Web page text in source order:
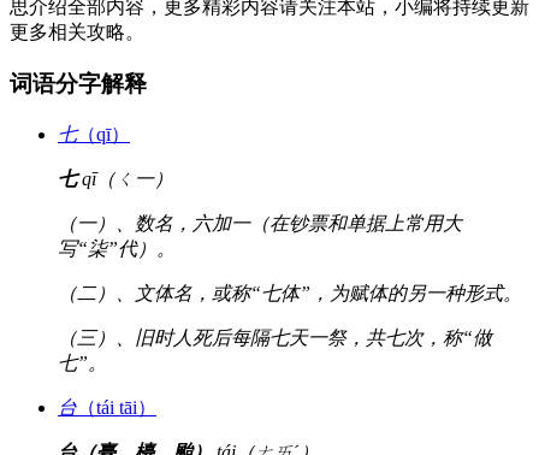
思介绍全部内容，更多精彩内容请关注本站，小编将持续更新
更多相关攻略。
词语分字解释
七（qī）
七qī（ㄑ一）
（一）、数名，六加一（在钞票和单据上常用大
写“柒”代）。
（二）、文体名，或称“七体”，为赋体的另一种形式。
（三）、旧时人死后每隔七天一祭，共七次，称“做
七”。
台 （tái tāi）